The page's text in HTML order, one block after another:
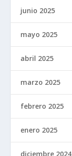
junio 2025
mayo 2025
abril 2025
marzo 2025
febrero 2025
enero 2025
diciembre 2024